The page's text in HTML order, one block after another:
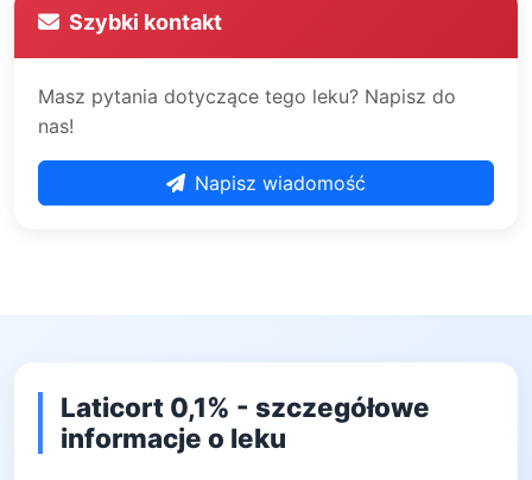
Szybki kontakt
Masz pytania dotyczące tego leku? Napisz do
nas!
Napisz wiadomość
Laticort 0,1% - szczegółowe
informacje o leku